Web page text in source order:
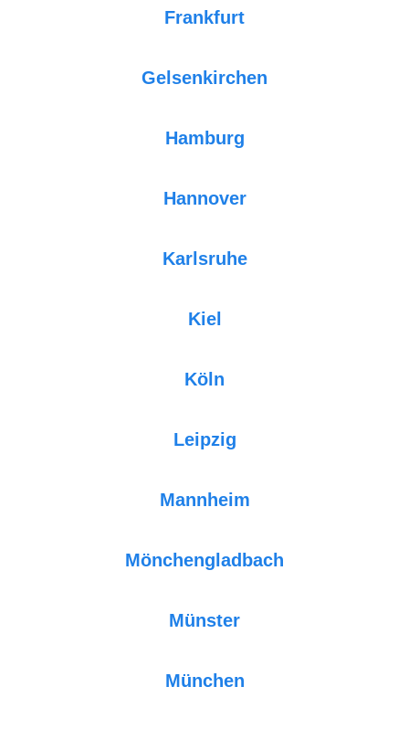
Frankfurt
Gelsenkirchen
Hamburg
Hannover
Karlsruhe
Kiel
Köln
Leipzig
Mannheim
Mönchengladbach
Münster
München